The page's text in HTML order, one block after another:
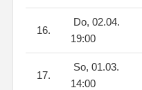
16.
Do, 02.04.
19:00
17.
So, 01.03.
14:00